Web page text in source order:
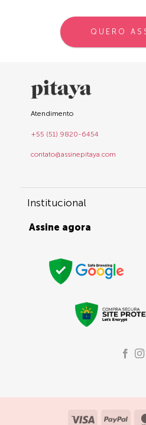
QUERO
Atendimento
+55 (51) 9820-6454
contato@assinepitaya.com
Institucional
Assine agora
Visa